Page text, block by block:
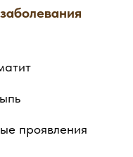
проявления